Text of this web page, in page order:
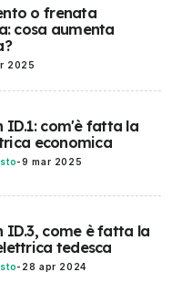
o frenata
cosa aumenta
2025
ID.1: com'è fatta la
economica
-9 mar 2025
ID.3, come è fatta la
tedesca
- 28 apr 2024